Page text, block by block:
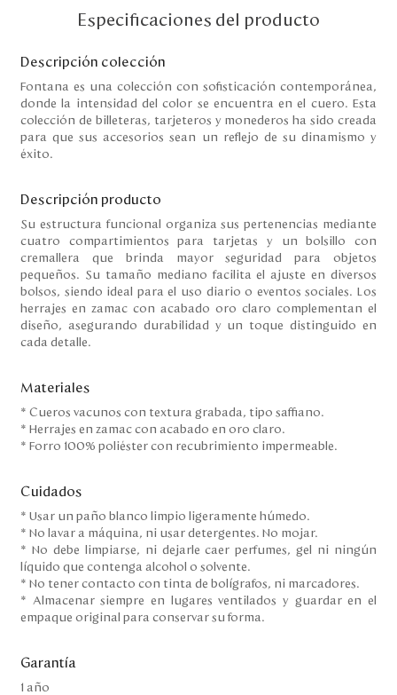
Especificaciones del producto
Descripción colección
Fontana es una colección con sofisticación contemporánea,
donde la intensidad del color se encuentra en el cuero. Esta
colección de billeteras, tarjeteros y monederos ha sido creada
para que sus accesorios sean un reflejo de su dinamismo y
éxito.
Descripción producto
Su estructura funcional organiza sus pertenencias mediante
cuatro compartimientos para tarjetas y un bolsillo con
cremallera que brinda mayor seguridad para objetos
pequeños. Su tamaño mediano facilita el ajuste en diversos
bolsos, siendo ideal para el uso diario o eventos sociales. Los
herrajes en zamac con acabado oro claro complementan el
diseño, asegurando durabilidad y un toque distinguido en
cada detalle.
Materiales
* Cueros vacunos con textura grabada, tipo saffiano.
* Herrajes en zamac con acabado en oro claro.
* Forro 100% poliéster con recubrimiento impermeable.
Cuidados
* Usar un paño blanco limpio ligeramente húmedo.
* No lavar a máquina, ni usar detergentes. No mojar.
* No debe limpiarse, ni dejarle caer perfumes, gel ni ningún
líquido que contenga alcohol o solvente.
* No tener contacto con tinta de bolígrafos, ni marcadores.
* Almacenar siempre en lugares ventilados y guardar en el
empaque original para conservar su forma.
Garantía
1 año